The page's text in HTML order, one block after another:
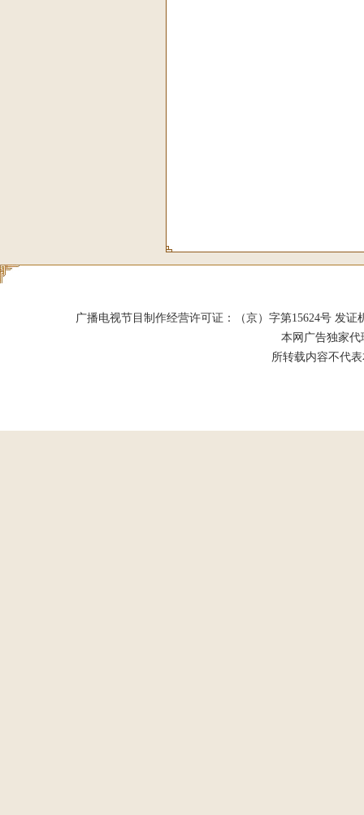
广播电视节目制作经营许可证：（京）字第15624号 发证
本网广告独家
所转载内容不代